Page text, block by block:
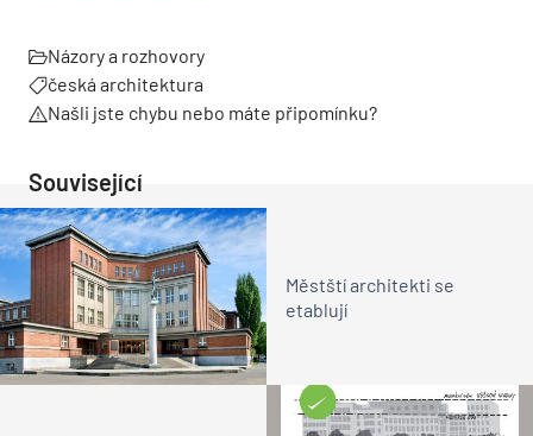
Názory a rozhovory
česká architektura
Našli jste chybu nebo máte připomínku?
Související
Městští architekti se
etablují